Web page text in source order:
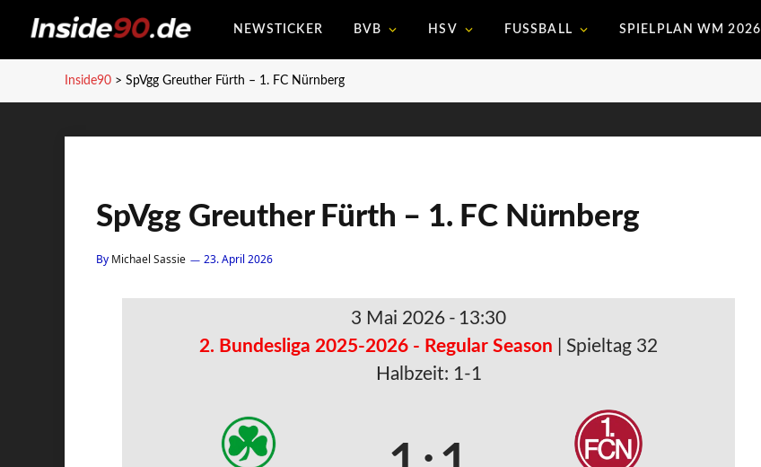
NEWSTICKER BVB HSV FUSSBALL SPIELPLAN WM 2026
Inside90 > SpVgg Greuther Fürth – 1. FC Nürnberg
SpVgg Greuther Fürth – 1. FC Nürnberg
By Michael Sassie 23. April 2026
3 Mai 2026 - 13:30
2. Bundesliga 2025-2026 - Regular Season
| Spieltag 32
Halbzeit: 1-1